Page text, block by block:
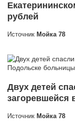
рублей
Источник Мойка 78
Двух детей
загоревшейся
Источник Мойка 78